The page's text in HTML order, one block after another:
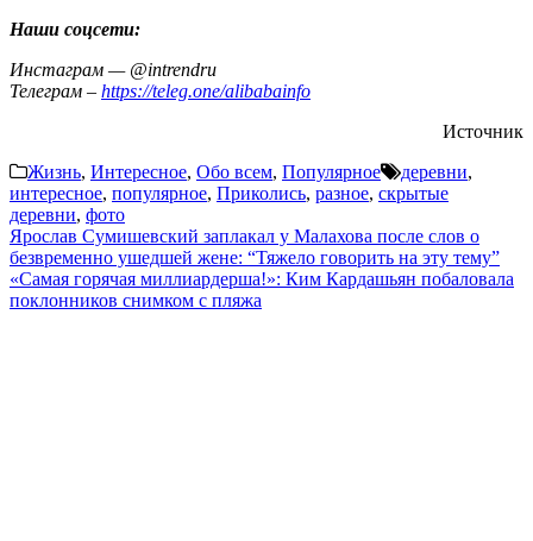
Наши соцсети:
Инстаграм — @intrendru
Телеграм – https://teleg.one/alibabainfo
Источник
Жизнь, Интересное, Обо всем, Популярное деревни,
интересное, популярное, Приколись, разное, скрытые
деревни, фото
Навигация
по
записям
Ярослав Сумишевский заплакал у Малахова после слов о
безвременно ушедшей жене: “Тяжело говорить на эту тему”
«Самая горячая миллиардерша!»: Ким Кардашьян побаловала
поклонников снимком с пляжа